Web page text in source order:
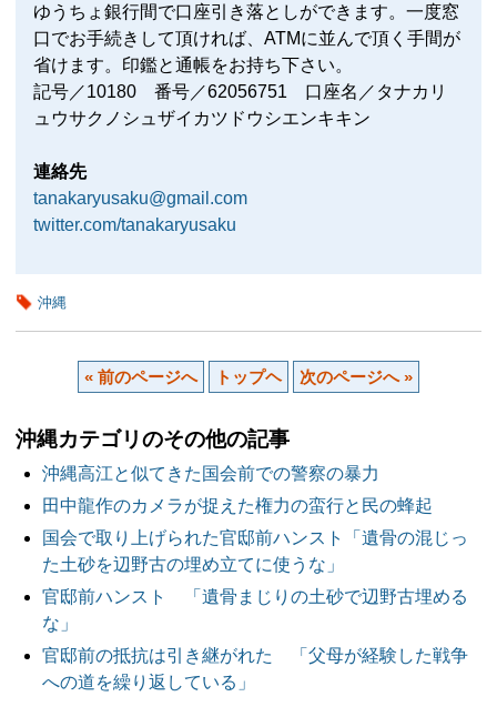
ゆうちょ銀行間で口座引き落としができます。一度窓
口でお手続きして頂ければ、ATMに並んで頂く手間が
省けます。印鑑と通帳をお持ち下さい。
記号／10180 番号／62056751 口座名／タナカリ
ュウサクノシュザイカツドウシエンキキン
連絡先
tanakaryusaku@gmail.com
twitter.com/tanakaryusaku
沖縄
« 前のページへ トップヘ 次のページへ »
沖縄カテゴリのその他の記事
沖縄高江と似てきた国会前での警察の暴力
田中龍作のカメラが捉えた権力の蛮行と民の蜂起
国会で取り上げられた官邸前ハンスト「遺骨の混じっ
た土砂を辺野古の埋め立てに使うな」
官邸前ハンスト 「遺骨まじりの土砂で辺野古埋める
な」
官邸前の抵抗は引き継がれた 「父母が経験した戦争
への道を繰り返している」